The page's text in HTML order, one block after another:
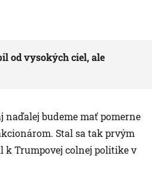
od vysokých ciel, ale
naďalej budeme mať pomerne
Stal sa tak prvým
k Trumpovej colnej politike v